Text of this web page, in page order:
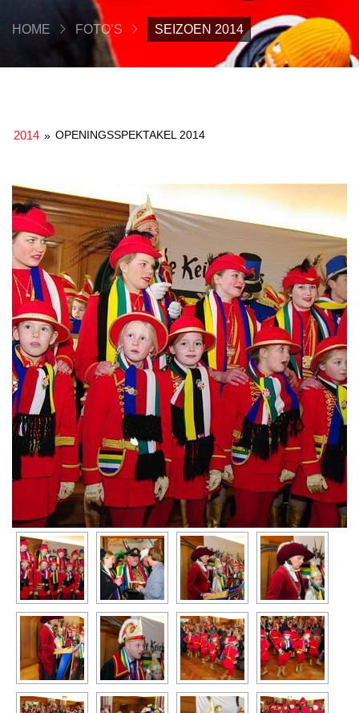
HOME FOTO’S SEIZOEN 2014
2014 » OPENINGSSPEKTAKEL 2014